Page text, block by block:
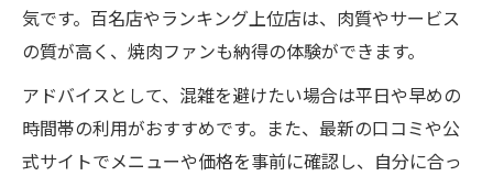
気です。百名店やランキング上位店は、肉質やサービス
の質が高く、焼肉ファンも納得の体験ができます。
アドバイスとして、混雑を避けたい場合は平日や早めの
時間帯の利用がおすすめです。また、最新の口コミや公
式サイトでメニューや価格を事前に確認し、自分に合っ